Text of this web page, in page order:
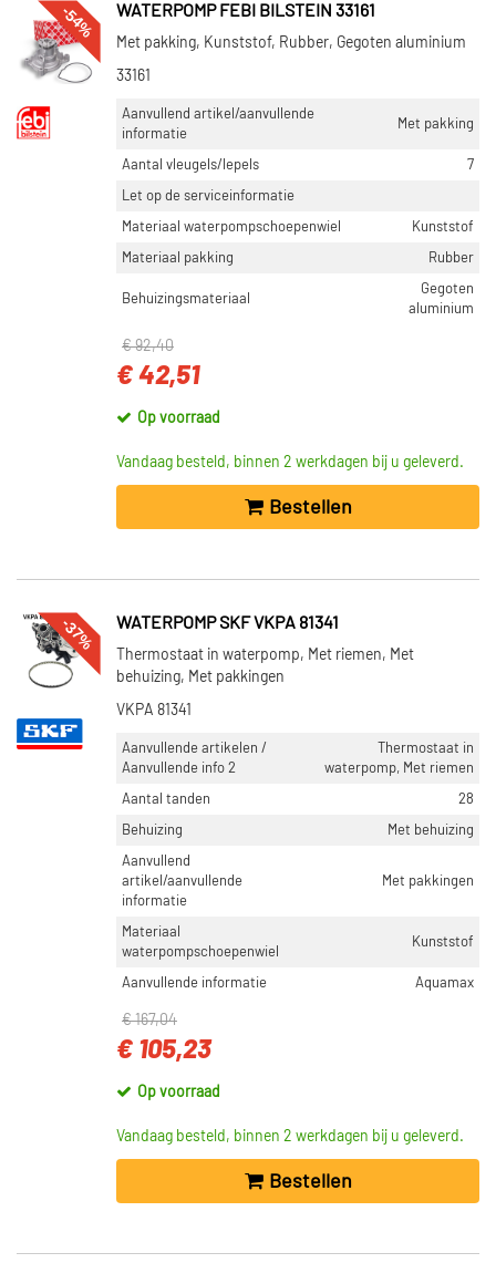
-54% WATERPOMP FEBI BILSTEIN 33161
Met pakking, Kunststof, Rubber, Gegoten aluminium
33161
Aanvullend artikel/aanvullende
informatie
Met pakking
Aantal vleugels/lepels
7
Let op de serviceinformatie
Materiaal waterpompschoepenwiel
Kunststof
Materiaal pakking
Rubber
Behuizingsmateriaal
Gegoten
aluminium
€ 92,40
€ 42,51
Op voorraad
Vandaag besteld, binnen 2 werkdagen bij u geleverd.
Bestellen
-37% WATERPOMP SKF VKPA 81341
Thermostaat in waterpomp, Met riemen, Met
behuizing, Met pakkingen
VKPA 81341
Aanvullende artikelen /
Aanvullende info 2
Thermostaat in
waterpomp, Met riemen
Aantal tanden
28
Behuizing
Met behuizing
Aanvullend
artikel/aanvullende
informatie
Met pakkingen
Materiaal
waterpompschoepenwiel
Kunststof
Aanvullende informatie Aquamax
€ 167,04
€ 105,23
Op voorraad
Vandaag besteld, binnen 2 werkdagen bij u geleverd.
Bestellen